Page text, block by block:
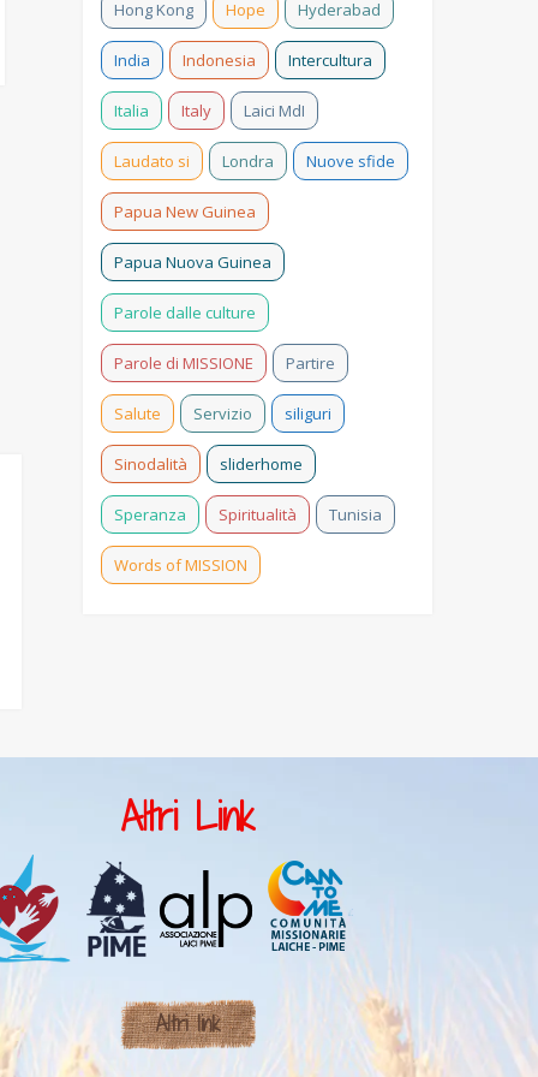
molto altro.
della Terra. Con la
pubblicazione
dell’enciclica “
Laudato si’ “, la
prima nella storia
della Chiesa che
mette in relazione il
Hong Kong Hope Hyderabad
India Indonesia Intercultura
Italia Italy Laici MdI
Laudato si Londra Nuove sfide
Papua New Guinea
Papua Nuova Guinea
Parole dalle culture
Parole di MISSIONE Partire
Salute Servizio siliguri
Sinodalità sliderhome
Speranza Spiritualità Tunisia
Words of MISSION
Altri Link
Altri link